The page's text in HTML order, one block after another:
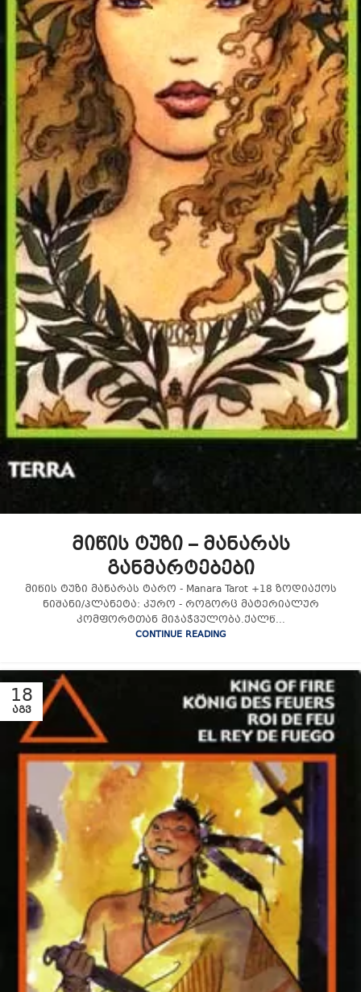
მიწის ტუზი – მანარას
განმარტებები
მიწის ტუზი მანარას ტარო - Manara Tarot +18 ზოდიაქოს
ნიშანი/პლანეტა: კურო - როგორც მატერიალურ
კომფორტთან მიჯაჭვულობა.ქალწ...
CONTINUE READING
18
ᲐᲒᲕ